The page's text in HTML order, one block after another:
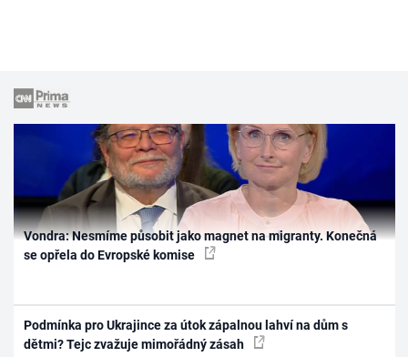
Vondra: Nesmíme působit jako magnet na migranty. Konečná
se opřela do Evropské komise
Podmínka pro Ukrajince za útok zápalnou lahví na dům s
dětmi? Tejc zvažuje mimořádný zásah